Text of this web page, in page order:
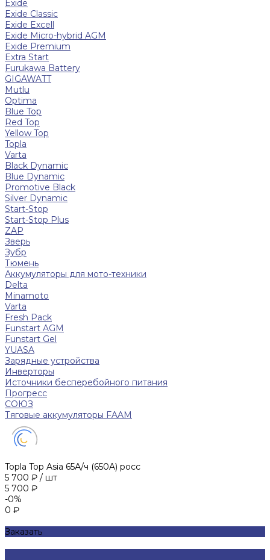
Exide
Exide Classic
Exide Excell
Exide Micro-hybrid AGM
Exide Premium
Extra Start
Furukawa Battery
GIGAWATT
Mutlu
Optima
Blue Top
Red Top
Yellow Top
Topla
Varta
Black Dynamic
Blue Dynamic
Promotive Black
Silver Dynamic
Start-Stop
Start-Stop Plus
ZAP
Зверь
Зубр
Тюмень
Аккумуляторы для мото-техники
Delta
Minamoto
Varta
Fresh Pack
Funstart AGM
Funstart Gel
YUASA
Зарядные устройства
Инверторы
Источники бесперебойного питания
Прогресс
СОЮЗ
Тяговые аккумуляторы FAAM
Topla Top Asia 65А/ч (650A) росс
5 700 ₽ / шт
5 700 ₽
-0%
0 ₽
Заказать